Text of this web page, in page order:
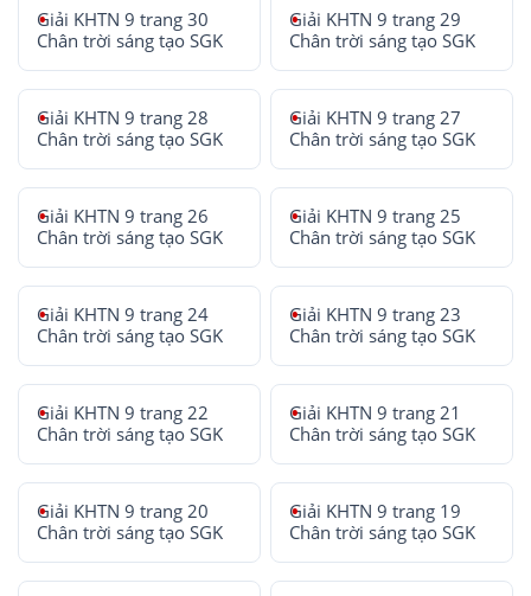
Giải KHTN 9 trang 30
Chân trời sáng tạo SGK
Giải KHTN 9 trang 29
Chân trời sáng tạo SGK
Giải KHTN 9 trang 28
Chân trời sáng tạo SGK
Giải KHTN 9 trang 27
Chân trời sáng tạo SGK
Giải KHTN 9 trang 26
Chân trời sáng tạo SGK
Giải KHTN 9 trang 25
Chân trời sáng tạo SGK
Giải KHTN 9 trang 24
Chân trời sáng tạo SGK
Giải KHTN 9 trang 23
Chân trời sáng tạo SGK
Giải KHTN 9 trang 22
Chân trời sáng tạo SGK
Giải KHTN 9 trang 21
Chân trời sáng tạo SGK
Giải KHTN 9 trang 20
Chân trời sáng tạo SGK
Giải KHTN 9 trang 19
Chân trời sáng tạo SGK